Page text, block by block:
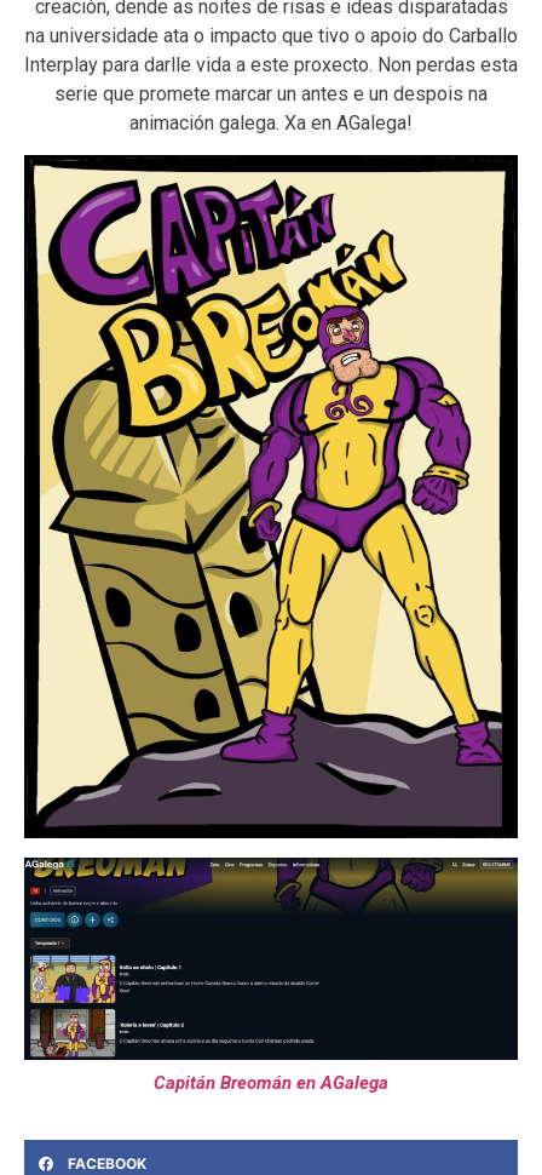
creación, dende as noites de risas e ideas disparatadas
na universidade ata o impacto que tivo o apoio do Carballo
Interplay para darlle vida a este proxecto. Non perdas esta
serie que promete marcar un antes e un despois na
animación galega. Xa en AGalega!
Capitán Breomán en AGalega
FACEBOOK